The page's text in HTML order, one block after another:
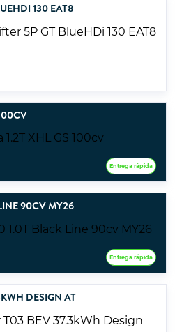
130 EAT8
Entrega rápida
90CV MY26
Entrega rápida
DESIGN AT